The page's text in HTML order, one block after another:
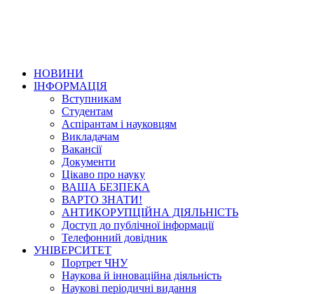
НОВИНИ
ІНФОРМАЦІЯ
Вступникам
Студентам
Аспірантам і науковцям
Викладачам
Вакансії
Документи
Цікаво про науку
ВАША БЕЗПЕКА
ВАРТО ЗНАТИ!
АНТИКОРУПЦІЙНА ДІЯЛЬНІСТЬ
Доступ до публічної інформації
Телефонний довідник
УНІВЕРСИТЕТ
Портрет ЧНУ
Наукова й інноваційна діяльність
Наукові періодичні видання